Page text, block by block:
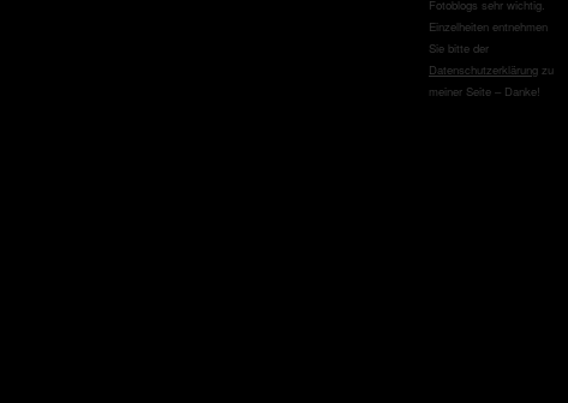
Fotoblogs sehr wichtig.
Einzelheiten entnehmen
Sie bitte der
Datenschutzerklärung zu
meiner Seite – Danke!